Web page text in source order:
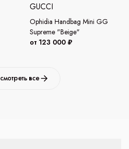
GUCCI
Ophidia Handbag Mini GG
Supreme "Beige"
от 123 000 ₽
все